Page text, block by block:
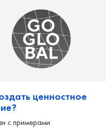
ПОЛЕЗЕН
подробности
GOGLOBAL
скидкуна любой
ценностное
с примерами